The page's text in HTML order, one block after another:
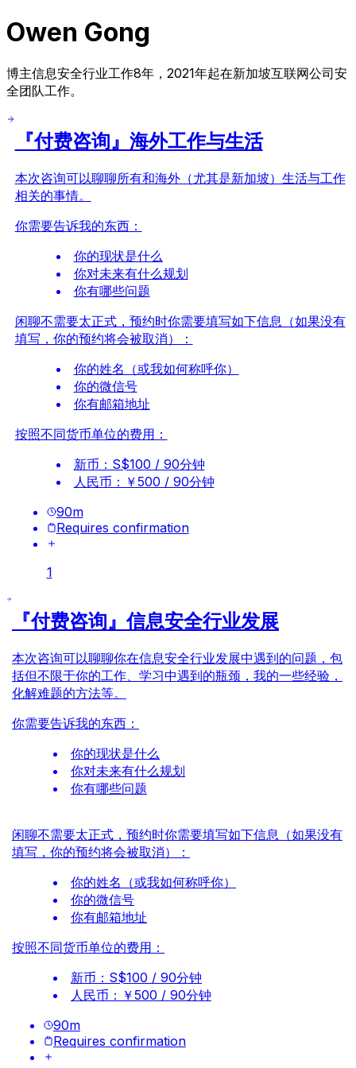
Owen Gong
博主信息安全行业工作8年，2021年起在新加坡互联网公司安
全团队工作。
『付费咨询』海外工作与生活
本次咨询可以聊聊所有和海外（尤其是新加坡）生活与工作
相关的事情。
你需要告诉我的东西：
你的现状是什么
你对未来有什么规划
你有哪些问题
闲聊不需要太正式，预约时你需要填写如下信息（如果没有
填写，你的预约将会被取消）：
你的姓名（或我如何称呼你）
你的微信号
你有邮箱地址
按照不同货币单位的费用：
新币：S$100 / 90分钟
人民币：￥500 / 90分钟
90m
Requires confirmation
1
『付费咨询』信息安全行业发展
本次咨询可以聊聊你在信息安全行业发展中遇到的问题，包
括但不限于你的工作、学习中遇到的瓶颈，我的一些经验，
化解难题的方法等。
你需要告诉我的东西：
你的现状是什么
你对未来有什么规划
你有哪些问题
闲聊不需要太正式，预约时你需要填写如下信息（如果没有
填写，你的预约将会被取消）：
你的姓名（或我如何称呼你）
你的微信号
你有邮箱地址
按照不同货币单位的费用：
新币：S$100 / 90分钟
人民币：￥500 / 90分钟
90m
Requires confirmation